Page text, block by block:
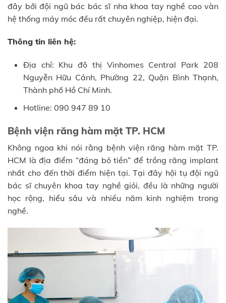
đây bởi đội ngũ bác bác sĩ nha khoa tay nghề cao vàn
hệ thống máy móc đều rất chuyên nghiệp, hiện đại.
Thông tin liên hệ:
Địa chỉ: Khu đô thị Vinhomes Central Park 208
Nguyễn Hữu Cảnh, Phường 22, Quận Bình Thạnh,
Thành phố Hồ Chí Minh.
Hotline: 090 947 89 10
Bệnh viện răng hàm mặt TP. HCM
Không ngoa khi nói rằng bệnh viện răng hàm mặt TP.
HCM là địa điểm “đáng bỏ tiền” để trồng răng implant
nhất cho đến thời điểm hiện tại. Tại đây hội tụ đội ngũ
bác sĩ chuyên khoa tay nghề giỏi, đều là những người
học rộng, hiểu sâu và nhiều năm kinh nghiệm trong
nghề.